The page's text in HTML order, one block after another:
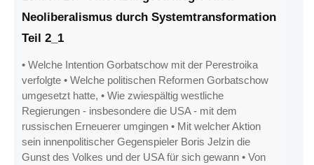
Neoliberalismus durch Systemtransformation
Teil 2_1
• Welche Intention Gorbatschow mit der Perestroika
verfolgte • Welche politischen Reformen Gorbatschow
umgesetzt hatte, • Wie zwiespältig westliche
Regierungen - insbesondere die USA - mit dem
russischen Erneuerer umgingen • Mit welcher Aktion
sein innenpolitischer Gegenspieler Boris Jelzin die
Gunst des Volkes und der USA für sich gewann • Von